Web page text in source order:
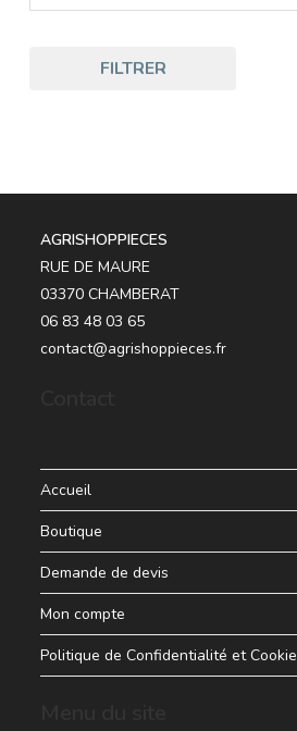
FILTRER
AGRISHOPPIECES
RUE DE MAURE
03370 CHAMBERAT
06 83 48 03 65
contact@agrishoppieces.fr
Accueil
Boutique
Demande de devis
Mon compte
Politique de Confidentialité et Cookie